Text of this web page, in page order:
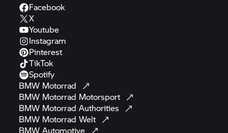
Facebook
X
Youtube
Instagram
Pinterest
TikTok
Spotify
BMW Motorrad
BMW Motorrad Motorsport
BMW Motorrad Authorities
BMW Motorrad Welt
BMWAutomotive